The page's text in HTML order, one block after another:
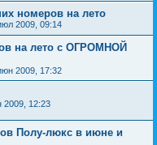
номеров на лето
2009, 09:14
на лето с ОГРОМНОЙ
2009, 17:32
2009, 12:23
Полу-люкс в июне и